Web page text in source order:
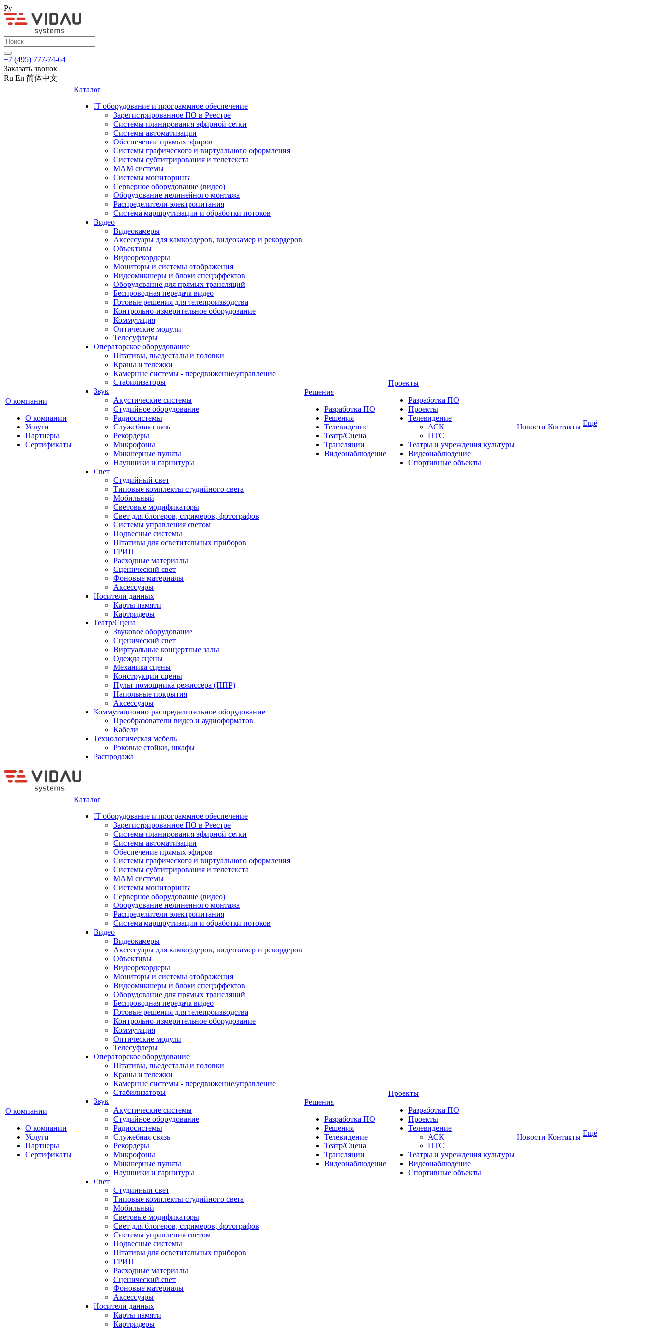
Ру
+7 (495) 777-74-64
Заказать звонок
Ru En 简体中文
О компании
О компании
Услуги
Партнеры
Сертификаты
Каталог
IT оборудование и программное обеспечение
Зарегистрированное ПО в Реестре
Системы планирования эфирной сетки
Системы автоматизации
Обеспечение прямых эфиров
Системы графического и виртуального оформления
Системы субтитрирования и телетекста
MAM системы
Системы мониторинга
Серверное оборудование (видео)
Оборудование нелинейного монтажа
Распределители электропитания
Система маршрутизации и обработки потоков
Видео
Видеокамеры
Аксессуары для камкордеров, видеокамер и рекордеров
Объективы
Видеорекордеры
Мониторы и системы отображения
Видеомикшеры и блоки спецэффектов
Оборудование для прямых трансляций
Беспроводная передача видео
Готовые решения для телепроизводства
Контрольно-измерительное оборудование
Коммутация
Оптические модули
Телесуфлеры
Операторское оборудование
Штативы, пьедесталы и головки
Краны и тележки
Камерные системы - передвижение/управление
Стабилизаторы
Звук
Акустические системы
Студийное оборудование
Радиосистемы
Служебная связь
Рекордеры
Микрофоны
Микшерные пульты
Наушники и гарнитуры
Свет
Студийный свет
Типовые комплекты студийного света
Мобильный
Световые модификаторы
Свет для блогеров, стримеров, фотографов
Системы управления светом
Подвесные системы
Штативы для осветительных приборов
ГРИП
Расходные материалы
Сценический свет
Фоновые материалы
Аксессуары
Носители данных
Карты памяти
Картридеры
Театр/Сцена
Звуковое оборудование
Сценический свет
Виртуальные концертные залы
Одежда сцены
Механика сцены
Конструкции сцены
Пульт помощника режиссера (ППР)
Напольные покрытия
Аксессуары
Коммутационно-распределительное оборудование
Преобразователи видео и аудиоформатов
Кабели
Технологическая мебель
Рэковые стойки, шкафы
Распродажа
Решения
Разработка ПО
Решения
Телевидение
Театр/Сцена
Трансляции
Видеонаблюдение
Проекты
Разработка ПО
Проекты
Телевидение
АСК
ПТС
Театры и учреждения культуры
Видеонаблюдение
Спортивные объекты
Новости Контакты Ещё
О компании
О компании
Услуги
Партнеры
Сертификаты
Каталог
IT оборудование и программное обеспечение
Зарегистрированное ПО в Реестре
Системы планирования эфирной сетки
Системы автоматизации
Обеспечение прямых эфиров
Системы графического и виртуального оформления
Системы субтитрирования и телетекста
MAM системы
Системы мониторинга
Серверное оборудование (видео)
Оборудование нелинейного монтажа
Распределители электропитания
Система маршрутизации и обработки потоков
Видео
Видеокамеры
Аксессуары для камкордеров, видеокамер и рекордеров
Объективы
Видеорекордеры
Мониторы и системы отображения
Видеомикшеры и блоки спецэффектов
Оборудование для прямых трансляций
Беспроводная передача видео
Готовые решения для телепроизводства
Контрольно-измерительное оборудование
Коммутация
Оптические модули
Телесуфлеры
Операторское оборудование
Штативы, пьедесталы и головки
Краны и тележки
Камерные системы - передвижение/управление
Стабилизаторы
Звук
Акустические системы
Студийное оборудование
Радиосистемы
Служебная связь
Рекордеры
Микрофоны
Микшерные пульты
Наушники и гарнитуры
Свет
Студийный свет
Типовые комплекты студийного света
Мобильный
Световые модификаторы
Свет для блогеров, стримеров, фотографов
Системы управления светом
Подвесные системы
Штативы для осветительных приборов
ГРИП
Расходные материалы
Сценический свет
Фоновые материалы
Аксессуары
Носители данных
Карты памяти
Картридеры
Решения
Разработка ПО
Решения
Телевидение
Театр/Сцена
Трансляции
Видеонаблюдение
Проекты
Разработка ПО
Проекты
Телевидение
АСК
ПТС
Театры и учреждения культуры
Видеонаблюдение
Спортивные объекты
Новости Контакты Ещё